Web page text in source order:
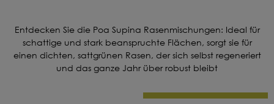
Entdecken Sie die Poa Supina Rasenmischungen: Ideal für
schattige und stark beanspruchte Flächen, sorgt sie für
einen dichten, sattgrünen Rasen, der sich selbst regeneriert
und das ganze Jahr über robust bleibt
Können wir dir weiterhelfen?
Kontakt FAQ Über uns Newsletter